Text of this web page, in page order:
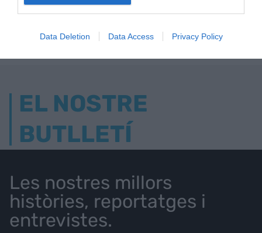
Data Deletion Data Access Privacy Policy
AVUI DESTAQUEM
EL NOSTRE
BUTLLETÍ
Les nostres millors
històries, reportatges i
entrevistes.